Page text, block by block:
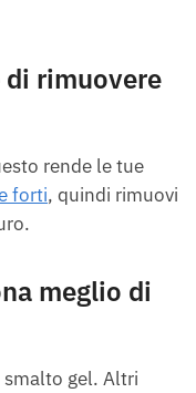
rimuovere
rende le tue
forti, quindi rimuovi
meglio di
gel. Altri